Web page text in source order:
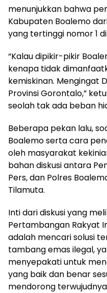
menunjukkan bahwa
Kabupaten Boalemo
yang tertinggi nomor 1
“Kalau dipikir-pikir
kenapa tidak
kemiskinan. Mengingat
Provinsi Gorontalo,”
seolah tak ada beban
Beberapa pekan lalu,
Boalemo serta cara
oleh masyarakat
bahan diskusi antara
Pers, dan Polres
Tilamuta.
Inti dari diskusi yang
Pertambangan Rakyat
adalah mencari solusi
tambang emas ilegal,
menyepakati untuk
yang baik dan benar
mendorong